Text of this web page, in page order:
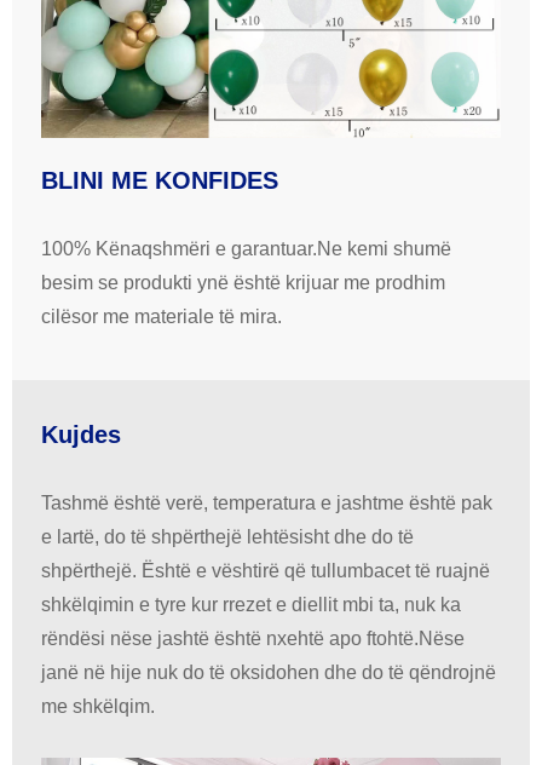
BLINI ME KONFIDES
100% Kënaqshmëri e garantuar.Ne kemi shumë
besim se produkti ynë është krijuar me prodhim
cilësor me materiale të mira.
Kujdes
Tashmë është verë, temperatura e jashtme është pak
e lartë, do të shpërthejë lehtësisht dhe do të
shpërthejë. Është e vështirë që tullumbacet të ruajnë
shkëlqimin e tyre kur rrezet e diellit mbi ta, nuk ka
rëndësi nëse jashtë është nxehtë apo ftohtë.Nëse
janë në hije nuk do të oksidohen dhe do të qëndrojnë
me shkëlqim.